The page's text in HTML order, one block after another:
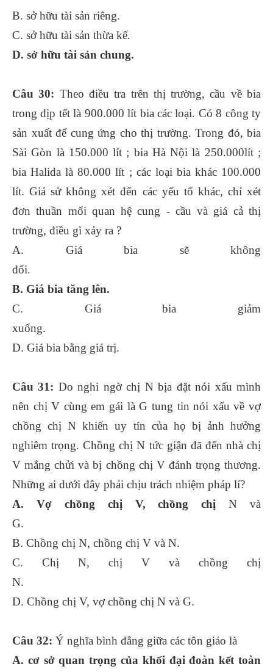
B. sở hữu tài sản riêng.
C. sở hữu tài sản thừa kế.
D. sở hữu tài sản chung.
Câu 30: Theo điều tra trên thị trường, cầu về bia
trong dịp tết là 900.000 lít bia các loại. Có 8 công ty
sản xuất để cung ứng cho thị trường. Trong đó, bia
Sài Gòn là 150.000 lít ; bia Hà Nội là 250.000lít ;
bia Halida là 80.000 lít ; các loại bia khác 100.000
lít. Giả sử không xét đến các yếu tố khác, chỉ xét
đơn thuần mối quan hệ cung - cầu và giá cả thị
trường, điều gì xảy ra ?
A. Giá bia sẽ không
đổi.
B. Giá bia tăng lên.
C. Giá bia giảm
xuống.
D. Giá bia bằng giá trị.
Câu 31: Do nghi ngờ chị N bịa đặt nói xấu mình
nên chị V cùng em gái là G tung tin nói xấu về vợ
chồng chị N khiến uy tín của họ bị ảnh hưởng
nghiêm trọng. Chồng chị N tức giận đã đến nhà chị
V mắng chửi và bị chồng chị V đánh trọng thương.
Những ai dưới đây phải chịu trách nhiệm pháp lí?
A. Vợ chồng chị V, chồng chị N và
G.
B. Chồng chị N, chồng chị V và N.
C. Chị N, chị V và chồng chị
N.
D. Chồng chị V, vợ chồng chị N và G.
Câu 32: Ý nghĩa bình đẳng giữa các tôn giáo là
A. cơ sở quan trọng của khối đại đoàn kết toàn